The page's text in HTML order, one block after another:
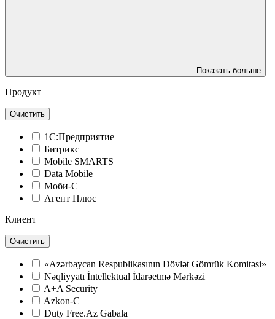
Показать больше
Продукт
Очистить
1С:Предприятие
Битрикс
Mobile SMARTS
Data Mobile
Моби-С
Агент Плюс
Клиент
Очистить
«Azərbaycan Respublikasının Dövlət Gömrük Komitəsi»
Nəqliyyatı İntellektual İdarəetmə Mərkəzi
A+A Security
Azkon-C
Duty Free.Az Gabala